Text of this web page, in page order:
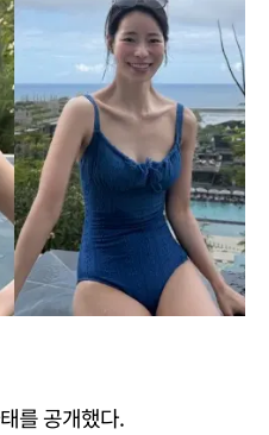
를 공개했다.